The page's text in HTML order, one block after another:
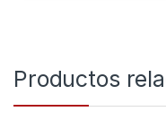
Productos